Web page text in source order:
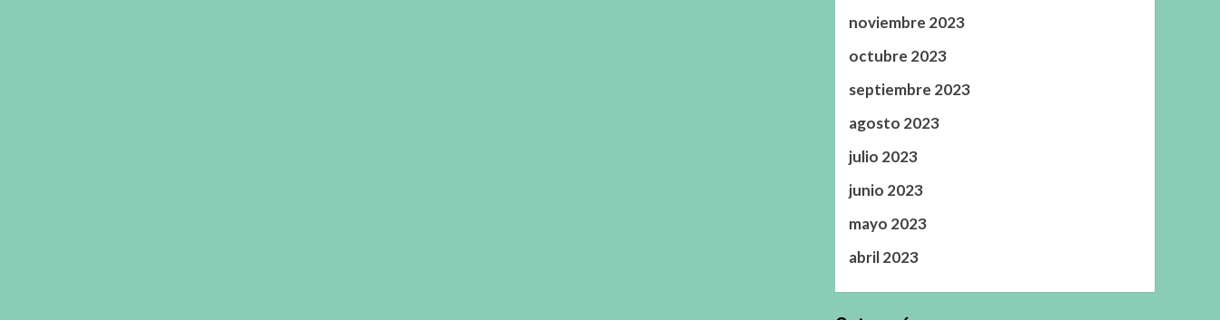
noviembre 2023
octubre 2023
septiembre 2023
agosto 2023
julio 2023
junio 2023
mayo 2023
abril 2023